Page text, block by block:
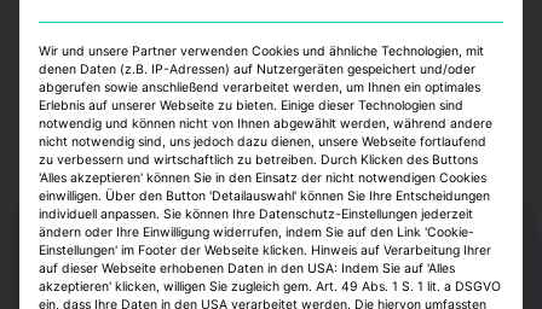
Wohnturm Eden Frankfurt am Main Zehlendorfer Welle Berlin
Wir und unsere Partner verwenden Cookies und ähnliche Technologien, mit
denen Daten (z.B. IP-Adressen) auf Nutzergeräten gespeichert und/oder
abgerufen sowie anschließend verarbeitet werden, um Ihnen ein optimales
Erlebnis auf unserer Webseite zu bieten. Einige dieser Technologien sind
notwendig und können nicht von Ihnen abgewählt werden, während andere
nicht notwendig sind, uns jedoch dazu dienen, unsere Webseite fortlaufend
zu verbessern und wirtschaftlich zu betreiben. Durch Klicken des Buttons
'Alles akzeptieren' können Sie in den Einsatz der nicht notwendigen Cookies
einwilligen. Über den Button 'Detailauswahl' können Sie Ihre Entscheidungen
individuell anpassen. Sie können Ihre Datenschutz-Einstellungen jederzeit
ändern oder Ihre Einwilligung widerrufen, indem Sie auf den Link 'Cookie-
Einstellungen' im Footer der Webseite klicken. Hinweis auf Verarbeitung Ihrer
auf dieser Webseite erhobenen Daten in den USA: Indem Sie auf 'Alles
akzeptieren' klicken, willigen Sie zugleich gem. Art. 49 Abs. 1 S. 1 lit. a DSGVO
ein, dass Ihre Daten in den USA verarbeitet werden. Die hiervon umfassten